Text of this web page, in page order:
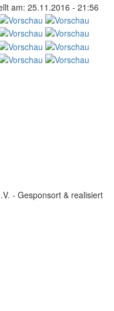
am: 25.11.2016 - 21:56
- Gesponsort & realisiert